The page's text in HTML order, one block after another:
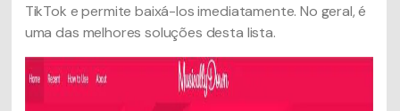
TikTok e permite baixá-los imediatamente. No geral, é
uma das melhores soluções desta lista.